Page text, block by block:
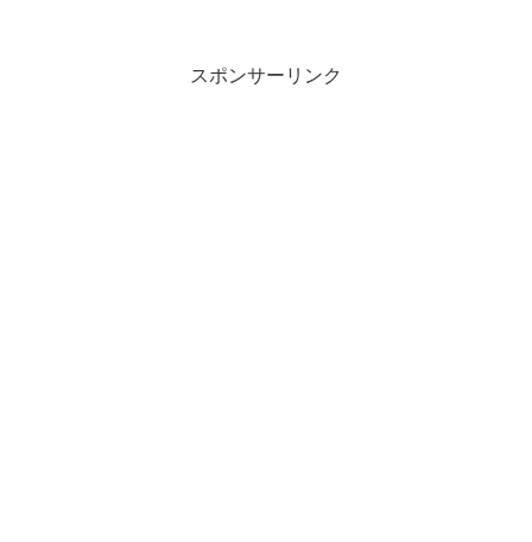
スポンサーリンク